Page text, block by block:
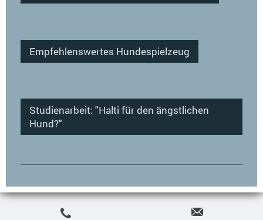
Empfehlenswertes Hundespielzeug
Studienarbeit: "Halti für den ängstlichen
Hund?"
Sitemap